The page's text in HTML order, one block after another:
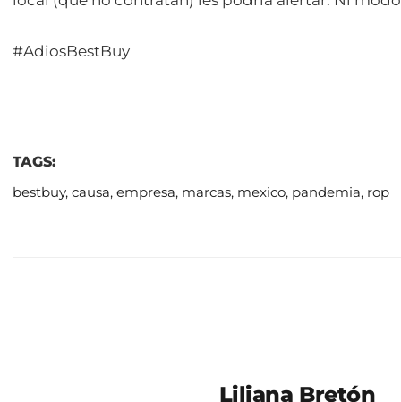
#AdiosBestBuy
TAGS:
bestbuy, causa, empresa, marcas, mexico, pandemia, rop
Liliana Bretón